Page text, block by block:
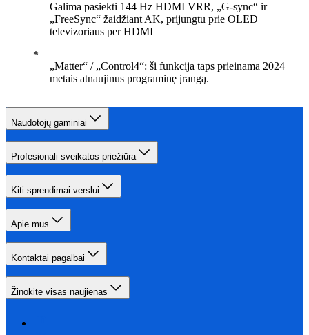
Galima pasiekti 144 Hz HDMI VRR, „G-sync“ ir
„FreeSync“ žaidžiant AK, prijungtu prie OLED
televizoriaus per HDMI
„Matter“ / „Control4“: ši funkcija taps prieinama 2024
metais atnaujinus programinę įrangą.
Naudotojų gaminiai
Profesionali sveikatos priežiūra
Kiti sprendimai verslui
Apie mus
Kontaktai pagalbai
Žinokite visas naujienas